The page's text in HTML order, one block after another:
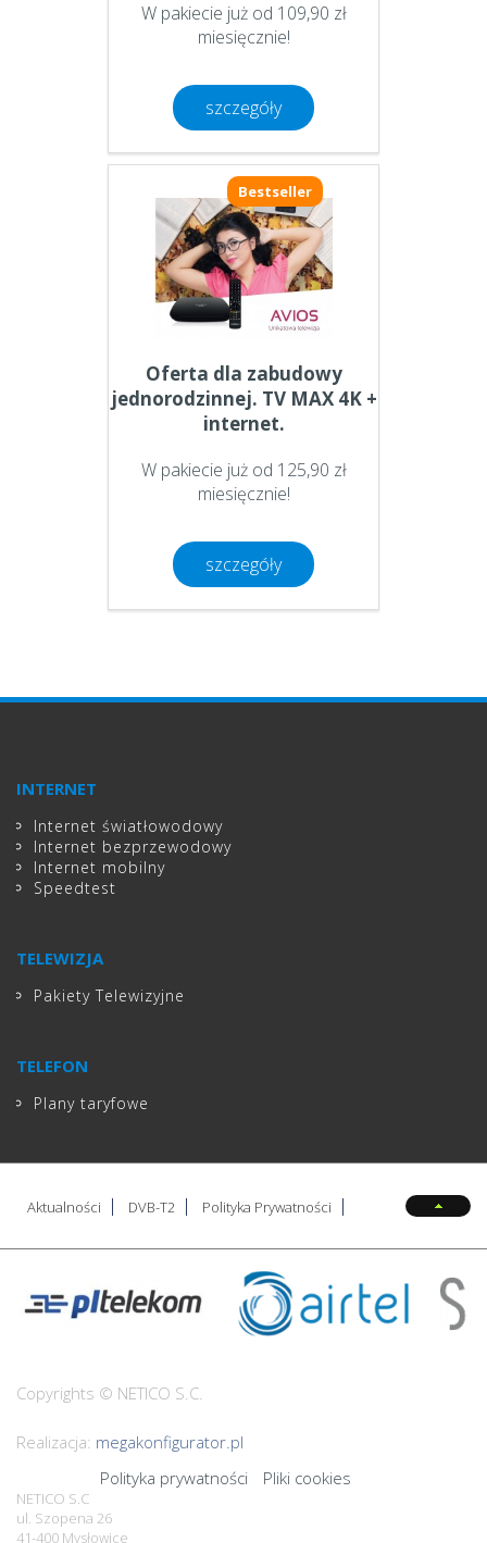
W pakiecie już od 109,90 zł
miesięcznie!
szczegóły
Bestseller
Oferta dla zabudowy
jednorodzinnej. TV MAX 4K +
internet.
W pakiecie już od 125,90 zł
miesięcznie!
szczegóły
INTERNET
Internet światłowodowy
Internet bezprzewodowy
Internet mobilny
Speedtest
TELEWIZJA
Pakiety Telewizyjne
TELEFON
Plany taryfowe
Aktualności DVB-T2 Polityka Prywatności
Copyrights © NETICO S.C.
Realizacja: megakonfigurator.pl
Polityka prywatności
Pliki cookies
NETICO S.C
ul. Szopena 26
41-400 Mysłowice